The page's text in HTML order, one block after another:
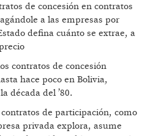
de concesión en contratos
a las empresas por
defina cuánto se extrae, a
contratos de concesión
hace poco en Bolivia,
década del ’80.
de participación, como
privada explora, asume